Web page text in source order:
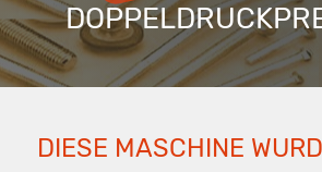
DIESE MASCHINE